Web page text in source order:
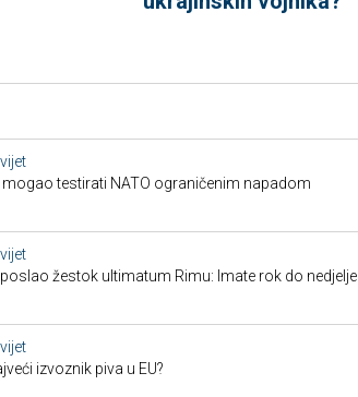
mogao testirati NATO ograničenim napadom
žestok ultimatum Rimu: Imate rok do nedjelje
izvoznik piva u EU?